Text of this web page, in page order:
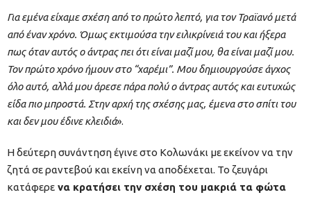
Για εμένα είχαμε σχέση από το πρώτο λεπτό, για τον Τραϊανό μετά
από έναν χρόνο. Όμως εκτιμούσα την ειλικρίνειά του και ήξερα
πως όταν αυτός ο άντρας πει ότι είναι μαζί μου, θα είναι μαζί μου.
Τον πρώτο χρόνο ήμουν στο “χαρέμι”. Μου δημιουργούσε άγχος
όλο αυτό, αλλά μου άρεσε πάρα πολύ ο άντρας αυτός και ευτυχώς
είδα πιο μπροστά. Στην αρχή της σχέσης μας, έμενα στο σπίτι του
και δεν μου έδινε κλειδιά».
Η δεύτερη συνάντηση έγινε στο Κολωνάκι με εκείνον να την
ζητά σε ραντεβού και εκείνη να αποδέχεται. Το ζευγάρι
κατάφερε να κρατήσει την σχέση του μακριά τα φώτα